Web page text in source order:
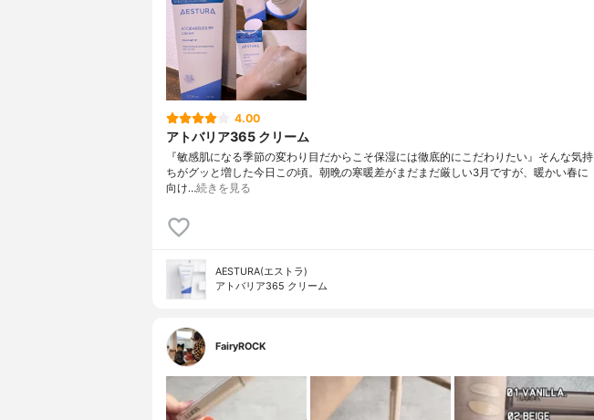
4.00
アトバリア365 クリーム
『敏感肌になる季節の変わり目だからこそ保湿には徹底的にこだわりたい』そんな気持
ちがグッと増した今日この頃。朝晩の寒暖差がまだまだ厳しい3月ですが、暖かい春に
向け…続きを見る
AESTURA(エストラ)
アトバリア365 クリーム
FairyROCK